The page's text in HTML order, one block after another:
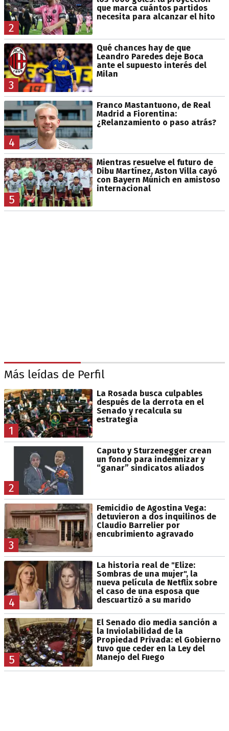
2
que marca cuántos partidos
necesita para alcanzar el hito
3
Qué chances hay de que
Leandro Paredes deje Boca
ante el supuesto interés del
Milan
4
Franco Mastantuono, de Real
Madrid a Fiorentina:
¿Relanzamiento o paso atrás?
5
Mientras resuelve el futuro de
Dibu Martínez, Aston Villa cayó
con Bayern Múnich en amistoso
internacional
Más leídas de Perfil
1
La Rosada busca culpables
después de la derrota en el
Senado y recalcula su
estrategia
2
Caputo y Sturzenegger crean
un fondo para indemnizar y
“ganar” sindicatos aliados
3
Femicidio de Agostina Vega:
detuvieron a dos inquilinos de
Claudio Barrelier por
encubrimiento agravado
4
La historia real de "Elize:
Sombras de una mujer", la
nueva película de Netflix sobre
el caso de una esposa que
descuartizó a su marido
5
El Senado dio media sanción a
la Inviolabilidad de la
Propiedad Privada: el Gobierno
tuvo que ceder en la Ley del
Manejo del Fuego